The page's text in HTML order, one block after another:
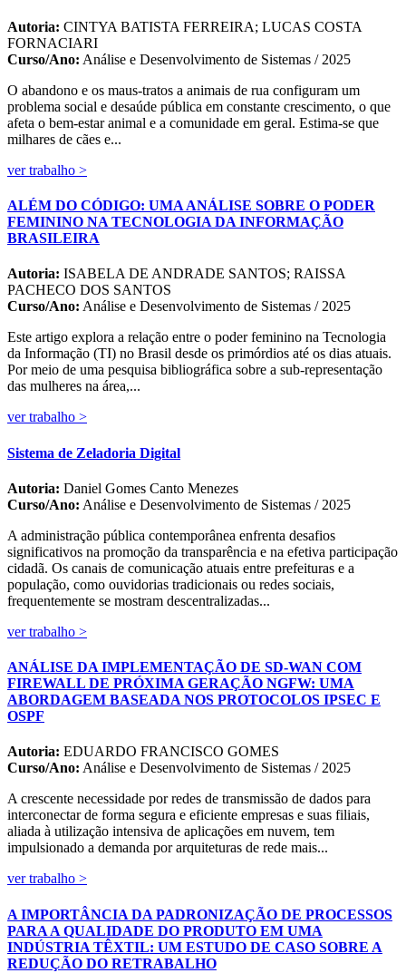
Autoria: CINTYA BATISTA FERREIRA; LUCAS COSTA
FORNACIARI
Curso/Ano: Análise e Desenvolvimento de Sistemas / 2025
O abandono e os maus-tratos a animais de rua configuram um
problema social e desaúde pública em constante crescimento, o que
afeta o bem-estar animal e a comunidade em geral. Estima-se que
milhares de cães e...
ver trabalho >
ALÉM DO CÓDIGO: UMA ANÁLISE SOBRE O PODER
FEMININO NA TECNOLOGIA DA INFORMAÇÃO
BRASILEIRA
Autoria: ISABELA DE ANDRADE SANTOS; RAISSA
PACHECO DOS SANTOS
Curso/Ano: Análise e Desenvolvimento de Sistemas / 2025
Este artigo explora a relação entre o poder feminino na Tecnologia
da Informação (TI) no Brasil desde os primórdios até os dias atuais.
Por meio de uma pesquisa bibliográfica sobre a sub-representação
das mulheres na área,...
ver trabalho >
Sistema de Zeladoria Digital
Autoria: Daniel Gomes Canto Menezes
Curso/Ano: Análise e Desenvolvimento de Sistemas / 2025
A administração pública contemporânea enfrenta desafios
significativos na promoção da transparência e na efetiva participação
cidadã. Os canais de comunicação atuais entre prefeituras e a
população, como ouvidorias tradicionais ou redes sociais,
frequentemente se mostram descentralizadas...
ver trabalho >
ANÁLISE DA IMPLEMENTAÇÃO DE SD-WAN COM
FIREWALL DE PRÓXIMA GERAÇÃO NGFW: UMA
ABORDAGEM BASEADA NOS PROTOCOLOS IPSEC E
OSPF
Autoria: EDUARDO FRANCISCO GOMES
Curso/Ano: Análise e Desenvolvimento de Sistemas / 2025
A crescente necessidade por redes de transmissão de dados para
interconectar de forma segura e eficiente empresas e suas filiais,
aliada à utilização intensiva de aplicações em nuvem, tem
impulsionado a demanda por arquiteturas de rede mais...
ver trabalho >
A IMPORTÂNCIA DA PADRONIZAÇÃO DE PROCESSOS
PARA A QUALIDADE DO PRODUTO EM UMA
INDÚSTRIA TÊXTIL: UM ESTUDO DE CASO SOBRE A
REDUÇÃO DO RETRABALHO